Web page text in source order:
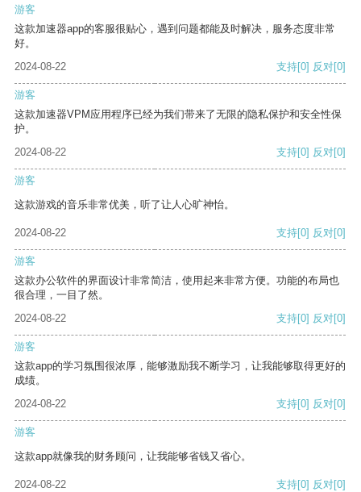
游客
这款加速器app的客服很贴心，遇到问题都能及时解决，服务态度非常
好。
2024-08-22
支持[0] 反对[0]
游客
这款加速器VPM应用程序已经为我们带来了无限的隐私保护和安全性保
护。
2024-08-22
支持[0] 反对[0]
游客
这款游戏的音乐非常优美，听了让人心旷神怡。
2024-08-22 支持[0] 反对[0]
游客
这款办公软件的界面设计非常简洁，使用起来非常方便。功能的布局也
很合理，一目了然。
2024-08-22
支持[0] 反对[0]
游客
这款app的学习氛围很浓厚，能够激励我不断学习，让我能够取得更好的
成绩。
2024-08-22
支持[0] 反对[0]
游客
这款app就像我的财务顾问，让我能够省钱又省心。
2024-08-22 支持[0] 反对[0]